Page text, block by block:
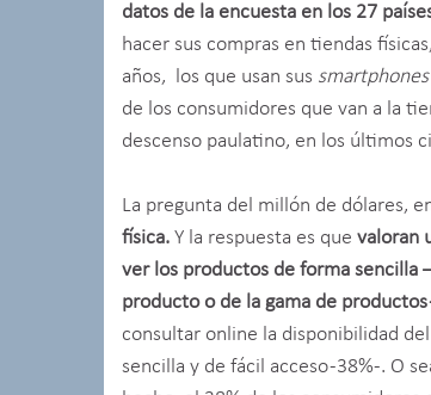
datos de la encuesta en los 27
hacer sus compras en tiendas
años, los que usan sus smartphones
de los consumidores que van a la
descenso paulatino, en los últimos
La pregunta del millón de dólares,
física. Y la respuesta es que valoran
ver los productos de forma sencilla
producto o de la gama de
consultar online la disponibilidad
sencilla y de fácil acceso -38%-. O